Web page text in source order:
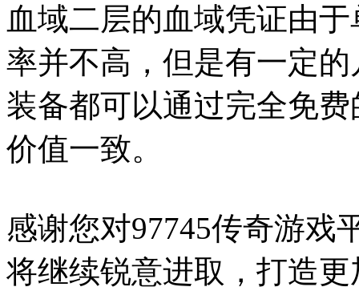
血域二层的血域凭证由
率并不高，但是有一定
装备都可以通过完全免
价值一致。
感谢您对97745传奇游戏
将继续锐意进取，打造